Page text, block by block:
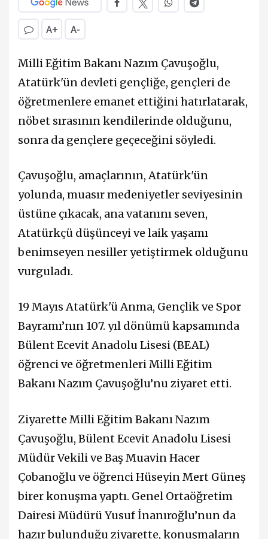
A+ A-
Milli Eğitim BakanıNazım Çavuşoğlu,
Atatürk'ün devleti gençliğe, gençleri de
öğretmenlere emanet ettiğini hatırlatarak,
nöbet sırasının kendilerinde olduğunu,
sonra da gençlere geçeceğini söyledi.
Çavuşoğlu, amaçlarının, Atatürk'ün
yolunda, muasır medeniyetler seviyesinin
üstüne çıkacak, ana vatanını seven,
Atatürkçü düşünceyi ve laik yaşamı
benimseyen nesiller yetiştirmek olduğunu
vurguladı.
19 Mayıs Atatürk'ü Anma, Gençlik ve Spor
Bayramı’nın 107. yıl dönümü kapsamında
Bülent Ecevit Anadolu Lisesi (BEAL)
öğrenci ve öğretmenleri Milli Eğitim
BakanıNazım Çavuşoğlu’nu ziyaret etti.
Ziyarette Milli Eğitim Bakanı Nazım
Çavuşoğlu, Bülent Ecevit Anadolu Lisesi
Müdür Vekili ve Baş Muavin Hacer
Çobanoğlu ve öğrenci Hüseyin Mert Güneş
birer konuşma yaptı. Genel Ortaöğretim
Dairesi Müdürü Yusuf İnanıroğlu’nun da
hazır bulunduğu ziyarette, konuşmaların